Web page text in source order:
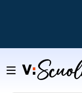
Salta